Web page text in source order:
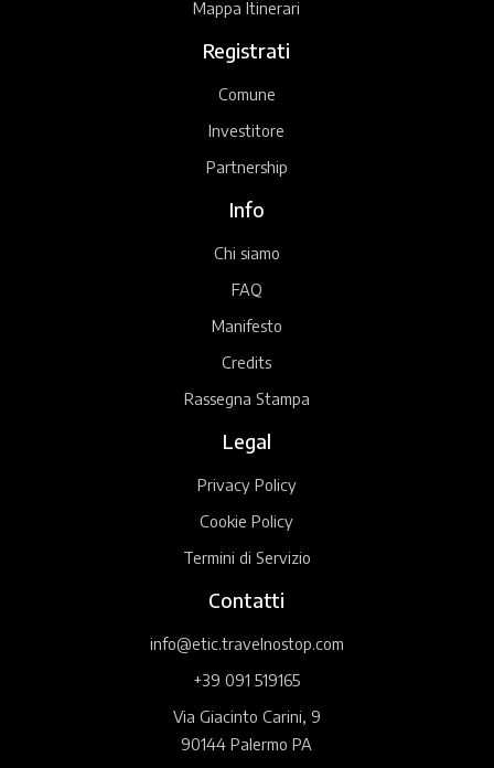
Mappa Itinerari
Registrati
Comune
Investitore
Partnership
Info
Chi siamo
FAQ
Manifesto
Credits
Rassegna Stampa
Legal
Privacy Policy
Cookie Policy
Termini di Servizio
Contatti
info@etic.travelnostop.com
+39 091 519165
Via Giacinto Carini, 9
90144 Palermo PA